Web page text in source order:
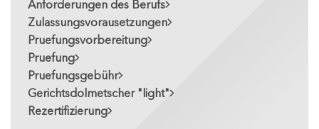
Anforderungen des Berufs
Zulassungsvorausetzungen
Pruefungsvorbereitung
Pruefung
Pruefungsgebühr
Gerichtsdolmetscher "light"
Rezertifizierung